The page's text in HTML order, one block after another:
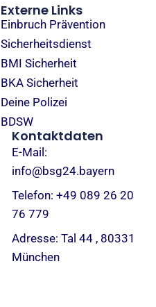
Externe Links
Einbruch Prävention
Sicherheitsdienst
BMI Sicherheit
BKA Sicherheit
Deine Polizei
BDSW
Kontaktdaten
E-Mail:
info@bsg24.bayern
Telefon: +49 089 26 20
76 779
Adresse: Tal 44 , 80331
München